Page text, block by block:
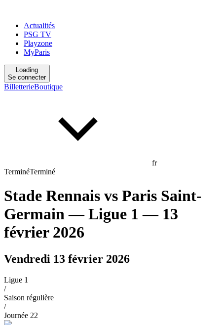
Actualités
PSG TV
Playzone
MyParis
Loading
Se connecter
BilletterieBoutique
fr
TerminéTerminé
Stade Rennais vs Paris Saint-
Germain— Ligue 1 — 13
février 2026
Vendredi 13 février 2026
Ligue 1
/
Saison régulière
/
Journée 22